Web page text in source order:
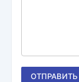
ОТПРАВИТЬ